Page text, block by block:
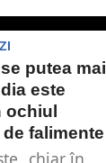
putea mai
este
ochiul
falimente
„chiar în